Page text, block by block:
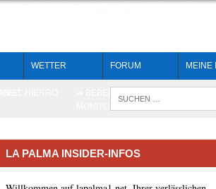
WETTER FORUM MEINE
LA PALMA INSIDER-INFOS